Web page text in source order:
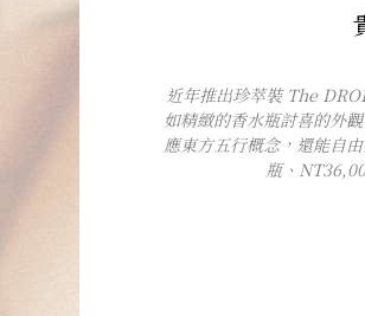
近年推出珍萃裝 The
如精緻的香水瓶討喜的外
應東方五行概念，還能自
瓶、